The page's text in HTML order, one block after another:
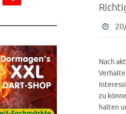
Nach
zu
halten